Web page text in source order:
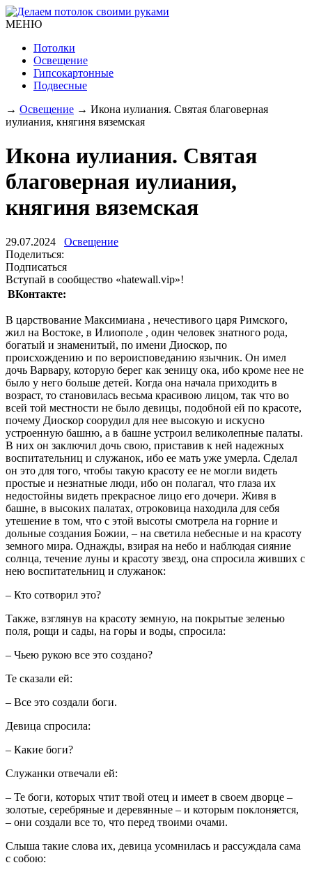
МЕНЮ
Потолки
Освещение
Гипсокартонные
Подвесные
→ Освещение → Икона иулиания. Святая благоверная
иулиания, княгиня вяземская
Икона иулиания. Святая
благоверная иулиания,
княгиня вяземская
29.07.2024 Освещение
Поделиться:
Подписаться
Вступай в сообщество «hatewall.vip»!
ВКонтакте:
В царствование Максимиана , нечестивого царя Римского,
жил на Востоке, в Илиополе , один человек знатного рода,
богатый и знаменитый, по имени Диоскор, по
происхождению и по вероисповеданию язычник. Он имел
дочь Варвару, которую берег как зеницу ока, ибо кроме нее не
было у него больше детей. Когда она начала приходить в
возраст, то становилась весьма красивою лицом, так что во
всей той местности не было девицы, подобной ей по красоте,
почему Диоскор соорудил для нее высокую и искусно
устроенную башню, а в башне устроил великолепные палаты.
В них он заключил дочь свою, приставив к ней надежных
воспитательниц и служанок, ибо ее мать уже умерла. Сделал
он это для того, чтобы такую красоту ее не могли видеть
простые и незнатные люди, ибо он полагал, что глаза их
недостойны видеть прекрасное лицо его дочери. Живя в
башне, в высоких палатах, отроковица находила для себя
утешение в том, что с этой высоты смотрела на горние и
дольные создания Божии, – на светила небесные и на красоту
земного мира. Однажды, взирая на небо и наблюдая сияние
солнца, течение луны и красоту звезд, она спросила живших с
нею воспитательниц и служанок:
– Кто сотворил это?
Также, взглянув на красоту земную, на покрытые зеленью
поля, рощи и сады, на горы и воды, спросила:
– Чьею рукою все это создано?
Те сказали ей:
– Все это создали боги.
Девица спросила:
– Какие боги?
Служанки отвечали ей:
– Те боги, которых чтит твой отец и имеет в своем дворце –
золотые, серебряные и деревянные – и которым поклоняется,
– они создали все то, что перед твоими очами.
Слыша такие слова их, девица усомнилась и рассуждала сама
с собою: